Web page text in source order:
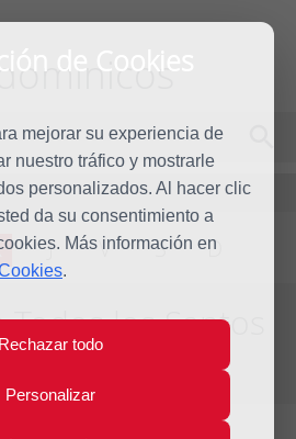
de Cookies
mejorar su experiencia de
nuestro tráfico y mostrarle
personalizados. Al hacer clic
da su consentimiento a
Más información en
.
Rechazar todo
Personalizar
J V S D
los Santos